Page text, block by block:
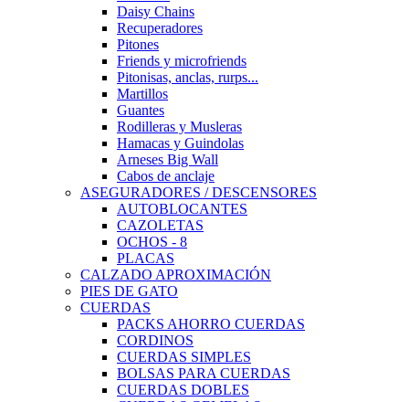
Daisy Chains
Recuperadores
Pitones
Friends y microfriends
Pitonisas, anclas, rurps...
Martillos
Guantes
Rodilleras y Musleras
Hamacas y Guindolas
Arneses Big Wall
Cabos de anclaje
ASEGURADORES / DESCENSORES
AUTOBLOCANTES
CAZOLETAS
OCHOS - 8
PLACAS
CALZADO APROXIMACIÓN
PIES DE GATO
CUERDAS
PACKS AHORRO CUERDAS
CORDINOS
CUERDAS SIMPLES
BOLSAS PARA CUERDAS
CUERDAS DOBLES